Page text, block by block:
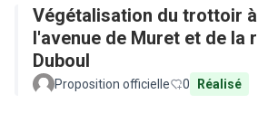
Végétalisation du trottoir
l'avenue de Muret et de la
Duboul
Proposition officielle 0 Réalisé